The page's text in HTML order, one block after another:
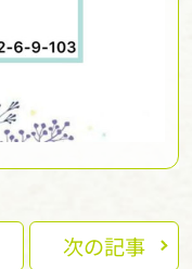
次の記事